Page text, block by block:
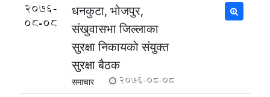
2076-
08-08
धनकुटा, भोजपुर,
संखुवासभा जिल्लाका
सुरक्षा निकायकाे संयुक्त
सुरक्षा बैठक
समाचार 2076-08-08